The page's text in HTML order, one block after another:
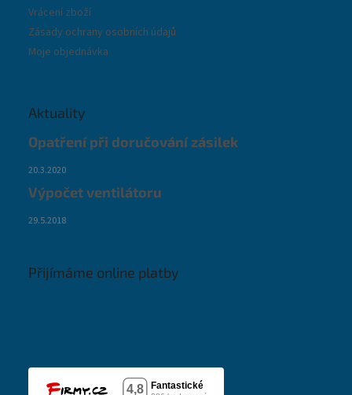
Vrácení zboží
Zásady ochrany osobních údajů
Moje objednávka
Aktuality
Opatření při doručování zásilek
20.3.2020
Výpočet ventilátoru
29.5.2018
Přijímáme online platby